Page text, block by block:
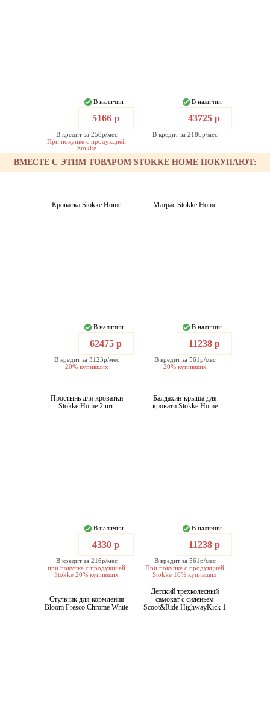
В наличии
5166 р
В кредит за 258р/мес
При покупке с продукцией
Stokke
В наличии
43725 р
В кредит за 2186р/мес
ВМЕСТЕ С ЭТИМ ТОВАРОМ STOKKE HOME ПОКУПАЮТ:
Кроватка Stokke Home
В наличии
62475 р
В кредит за 3123р/мес
20% купивших
Матрас Stokke Home
В наличии
11238 р
В кредит за 561р/мес
20% купивших
Простынь для кроватки
Stokke Home 2 шт.
В наличии
4330 р
В кредит за 216р/мес
при покупке с продукцией
Stokke 20% купивших
Балдахин-крыша для
кровати Stokke Home
В наличии
11238 р
В кредит за 561р/мес
При покупке с продукцией
Stokke 10% купивших
Стульчик для кормления
Bloom Fresco Chrome White
Детский трехколесный
самокат с сиденьем
Scoot&Ride HighwayKick 1